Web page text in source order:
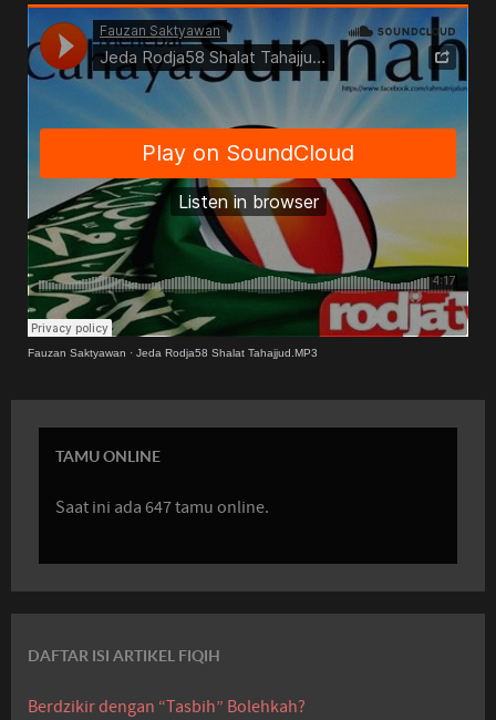
Fauzan Saktyawan · Jeda Rodja58 Shalat Tahajjud.MP3
TAMU ONLINE
Saat ini ada 647 tamu online.
DAFTAR ISI ARTIKEL FIQIH
Berdzikir dengan “Tasbih” Bolehkah?